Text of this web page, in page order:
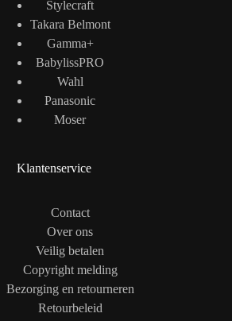
Stylecraft
Takara Belmont
Gamma+
BabylissPRO
Wahl
Panasonic
Moser
Klantenservice
Contact
Over ons
Veilig betalen
Copyright melding
Bezorging en retourneren
Retourbeleid